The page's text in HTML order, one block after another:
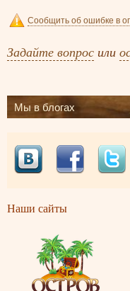
Сообщить об ошибке в
Задайте вопрос или
Мы в блогах
Наши сайты